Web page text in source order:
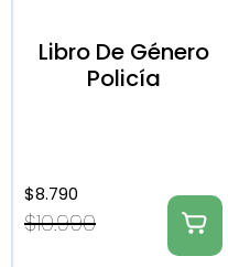
Libro De Género
Policía
$10.990
$8.790